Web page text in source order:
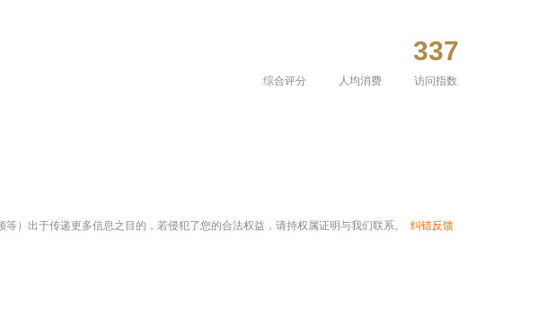
综合评分 人均消费
337
访问指数
等）出于传递更多信息之目的，若侵犯了您的合法权益，请持权属证明与我们联系。 纠错反馈